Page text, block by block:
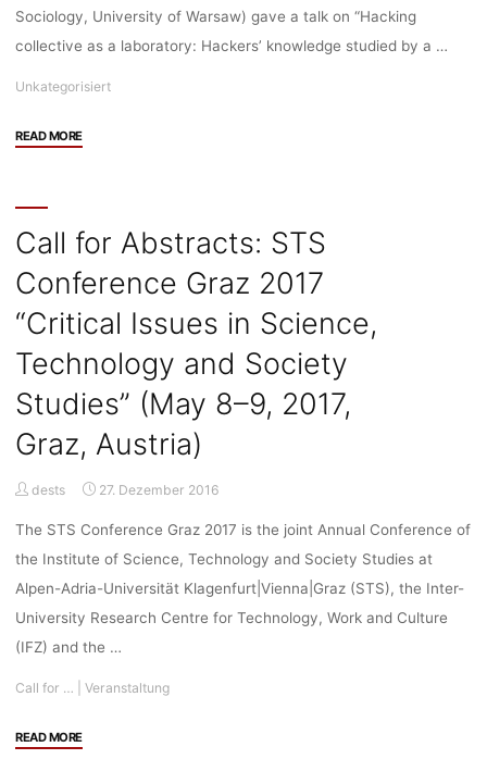
(at
zu
Sociology, University of Warsaw) gave a talk on “Hacking
collective as a laboratory: Hackers’ knowledge studied by a …
Unkategorisiert
READ MORE"33C3
as
a
laboratory:
knowledge
studied
by
a
sociologist
Call for Abstracts: STS
Conference Graz 2017
“Critical Issues in Science,
Technology and Society
Studies” (May 8–9, 2017,
Graz, Austria)
dests 27. Dezember 2016
The STS Conference Graz 2017 is the joint Annual Conference of
the Institute of Science, Technology and Society Studies at
Alpen-Adria-Universität Klagenfurt|Vienna|Graz (STS), the Inter-
University Research Centre for Technology, Work and Culture
(IFZ) and the …
Call for … Veranstaltung
READ MORE"Call